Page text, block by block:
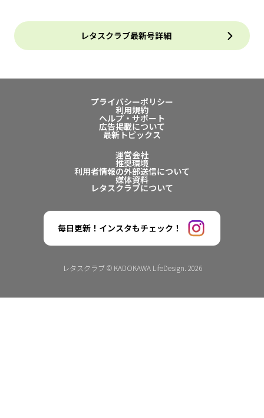
レタスクラブ最新号詳細
プライバシーポリシー
利用規約
ヘルプ・サポート
広告掲載について
最新トピックス
運営会社
推奨環境
利用者情報の外部送信について
媒体資料
レタスクラブについて
毎日更新！インスタもチェック！
レタスクラブ © KADOKAWA LifeDesign. 2026